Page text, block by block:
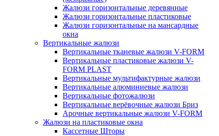
Жалюзи горизонтальные деревянные
Жалюзи горизонтальные пластиковые
Жалюзи горизонтальные на мансардные
окна
Вертикальные жалюзи
Вертикальные тканевые жалюзи V-FORM
Вертикальные пластиковые жалюзи V-
FORM PLAST
Вертикальные мультифактурные жалюзи
Вертикальные алюминиевые жалюзи
Вертикальные фотожалюзи
Вертикальные верёвочные жалюзи Бриз
Арочные вертикальные жалюзи V-FORM
Жалюзи на пластиковые окна
Кассетные Шторы